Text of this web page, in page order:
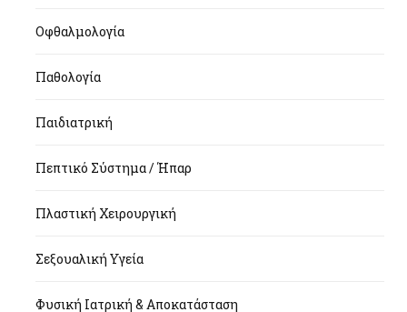
Οφθαλμολογία
Παθολογία
Παιδιατρική
Πεπτικό Σύστημα / Ήπαρ
Πλαστική Χειρουργική
Σεξουαλική Υγεία
Φυσική Ιατρική & Αποκατάσταση